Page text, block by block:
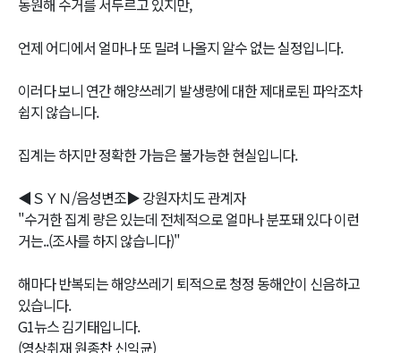
동원해 수거를 서두르고 있지만,
언제 어디에서 얼마나 또 밀려 나올지 알수 없는 실정입니다.
이러다 보니 연간 해양쓰레기 발생량에 대한 제대로된 파악조차
쉽지 않습니다.
집계는 하지만 정확한 가늠은 불가능한 현실입니다.
◀ＳＹＮ/음성변조▶ 강원자치도 관계자
"수거한 집계 량은 있는데 전체적으로 얼마나 분포돼 있다 이런
거는..(조사를 하지 않습니다)"
해마다 반복되는 해양쓰레기 퇴적으로 청정 동해안이 신음하고
있습니다.
G1뉴스 김기태입니다.
(영상취재 원종찬 신익균)